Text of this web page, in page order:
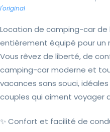
l'original
Location de camping-car
entièrement équipé pour un
Vous rêvez de liberté, de
camping-car moderne et
vacances sans souci,
couples qui aiment voyager
✨ Confort et facilité de